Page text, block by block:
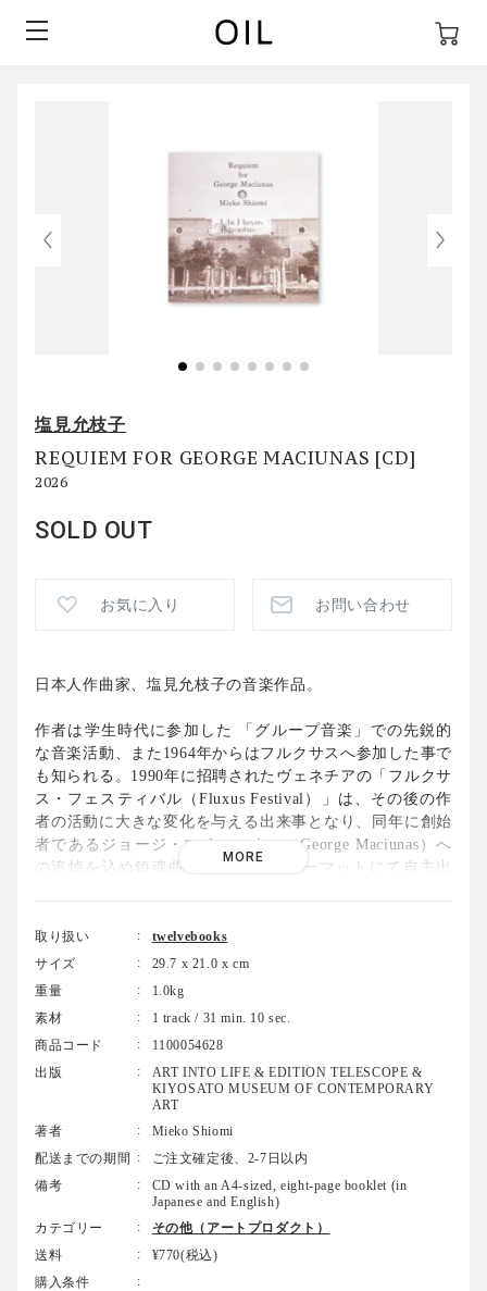
塩見允枝子
REQUIEM FOR GEORGE MACIUNAS [CD]
2026
SOLD OUT
お気に入り お問い合わせ
日本人作曲家、塩見允枝子の音楽作品。
作者は学生時代に参加した 「グループ音楽」での先鋭的
な音楽活動、また1964年からはフルクサスへ参加した事で
も知られる。1990年に招聘されたヴェネチアの「フルクサ
ス・フェスティバル（Fluxus Festival）」は、その後の作
者の活動に大きな変化を与える出来事となり、同年に創始
者であるジョージ・マチューナス（George Maciunas）へ
の追悼を込め鎮魂曲をカセットフォーマットにて自主出
シンセサイザーのチェンバロとオルガンの音色で演奏した
自作曲、逆再生した自身の声をテープに記録、その音源を
業者に持ち込みヴェネチアの会場で録音した環境音と合成
Monte Young）、マリアン・ザジーラ（Marian Zazeel
a）、エリック・アンダーセン（Eric Andersen）、ウィレ
ム・ドゥ・リダー（Willem de Ridder）、ケン・フリード
マン（Ken Friedman）らフルクサスの重要作家らの声も使
り込んだ、作者の音源の中でも特殊な位置付けとなる作
品。
作者が本再発版の為に書き下ろした新たな解説文、会場で
撮影された当時の写真資料やスコアを掲載した、A4サイ
ズの全8ページブックレット付き（日本語／英語併記）。
CDフォーマットは作者の意向により、オリジナルカセッ
MORE
取り扱い
twelvebooks
サイズ
29.7 x 21.0 x cm
重量
1.0kg
素材
1 track / 31 min. 10 sec.
商品コード
1100054628
出版
ART INTO LIFE & EDITION TELESCOPE &
KIYOSATO MUSEUM OF CONTEMPORARY
ART
著者
Mieko Shiomi
配送までの期間
ご注文確定後、2-7日以内
備考
CD with an A4-sized, eight-page booklet (in
Japanese and English)
カテゴリー
その他（アートプロダクト）
送料
¥770(税込)
購入条件